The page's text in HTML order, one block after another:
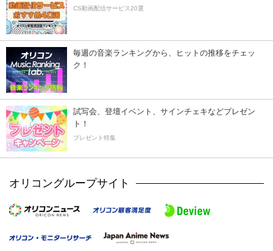
CS動画配信サービス20選
毎週の音楽ランキングから、ヒットの推移をチェッ
ク！
試写会、登壇イベント、サインチェキなどプレゼン
ト！
プレゼント特集
オリコングループサイト